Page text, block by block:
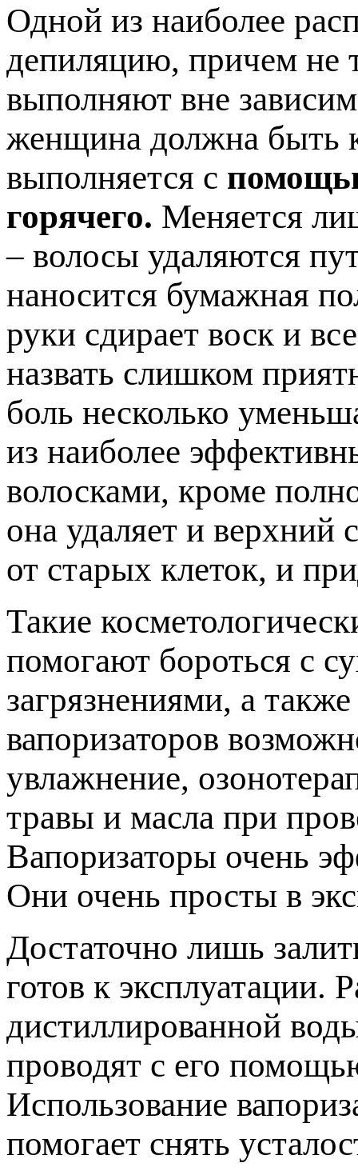
Одной из наиболее
депиляцию, причем не
выполняют вне
женщина должна быть
выполняется с
горячего. Меняется
– волосы удаляются
наносится бумажная
руки сдирает воск и
назвать слишком
боль несколько
из наиболее
волосками, кроме
она удаляет и верхний
от старых клеток, и
Такие
помогают бороться с
загрязнениями, а
вапоризаторов
увлажнение,
травы и масла при
Вапоризаторы очень
Они очень просты в
Достаточно лишь
готов к эксплуатации.
дистиллированной
проводят с его
Использование
помогает снять